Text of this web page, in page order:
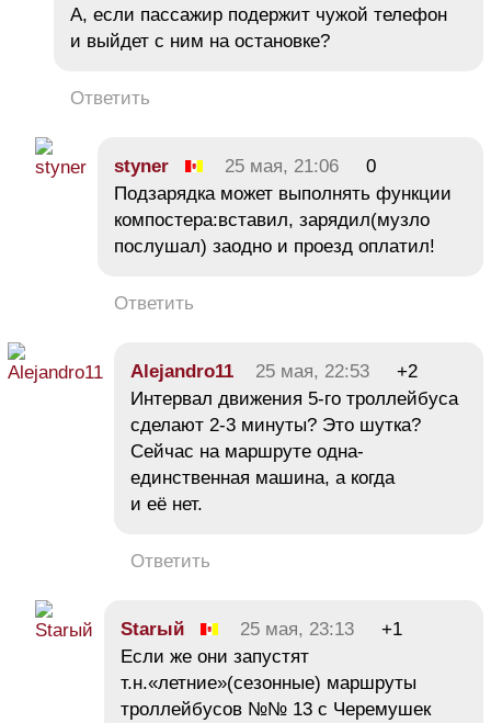
А, если пассажир подержит чужой телефон
и выйдет с ним на остановке?
Ответить
styner 25 мая, 21:06
0
Подзарядка может выполнять функции
компостера:вставил, зарядил(музло
послушал) заодно и проезд оплатил!
Ответить
Alejandro11 25 мая, 22:53
+2
Интервал движения 5-го троллейбуса
сделают 2-3 минуты? Это шутка?
Сейчас на маршруте одна-
единственная машина, а когда
и её нет.
Ответить
Starый 25 мая, 23:13
+1
Если же они запустят
т.н.«летние»(сезонные) маршруты
троллейбусов №№ 13 с Черемушек